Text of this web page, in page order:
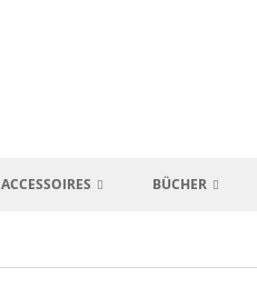
ACCESSOIRES BÜCHER